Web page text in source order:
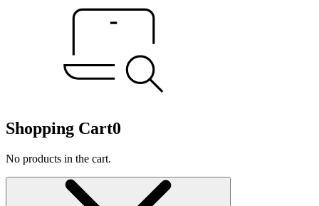
Shopping Cart0
No products in the cart.